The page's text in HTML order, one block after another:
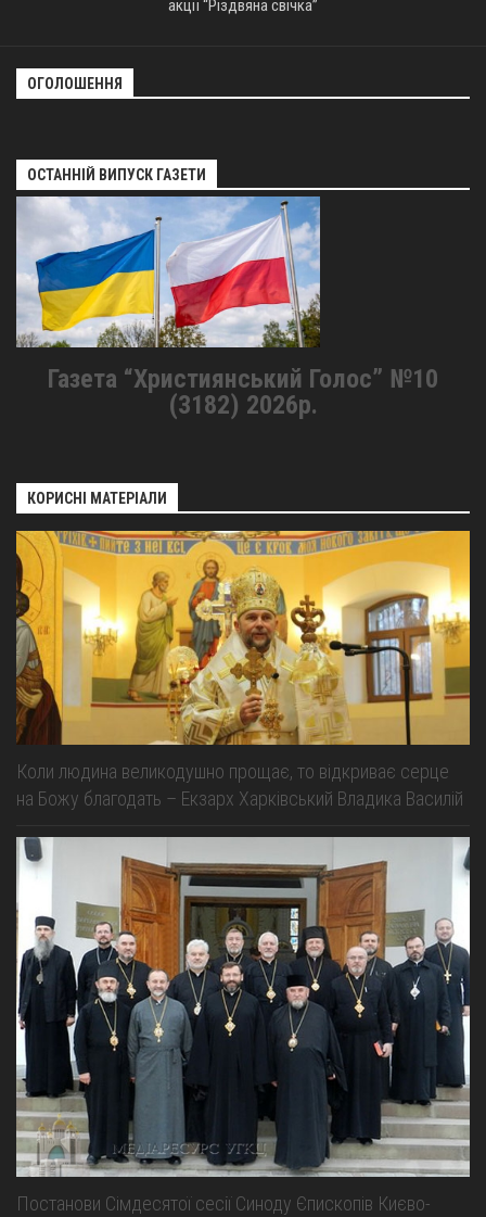
акції “Різдвяна свічка”
ОГОЛОШЕННЯ
ОСТАННІЙ ВИПУСК ГАЗЕТИ
Газета “Християнський Голос” №10
(3182) 2026р.
КОРИСНІ МАТЕРІАЛИ
Коли людина великодушно прощає, то відкриває серце
на Божу благодать – Екзарх Харківський Владика Василій
Постанови Сімдесятої сесії Синоду Єпископів Києво-